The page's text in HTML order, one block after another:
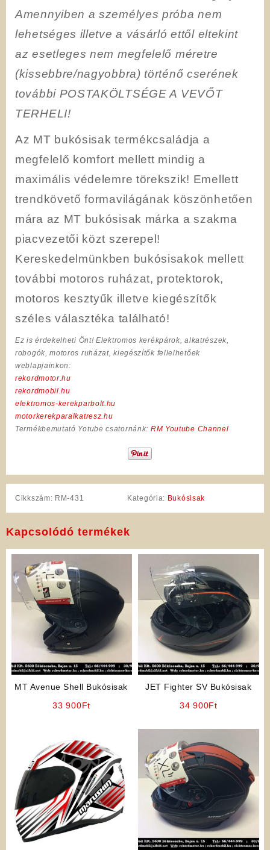
Amennyiben a személyes próba nem
lehetséges illetve a vásárló ettől eltekint
az esetleges nem megfelelő méretre
(kissebbre/nagyobbra) történő cserének
további POSTAKÖLTSÉGE A VEVŐT
TERHELI!
Az MT bukósisak termékcsaládja a
megfelelő komfort mellett mindig a
maximális védelemre törekszik! Emellett
trendkövető formavilágának köszönhetően
mára az MT bukósisak márka a szakma
piacvezetői közt szerepel!
Kereskedelmünkben bukósisakok mellett
további motoros ruházat, protektorok,
motoros kesztyűk illetve kiegészítők
széles választéka található!
Ez is érdekelheti Önt! Elektromos kerékpárok, alkatrészek,
robogók, motoros ruházat, kiegészítők fellelhetőek
weblapjainkon:
rekordmotor.hu
rekordmobil.hu
elektromos-kerekparbolt.hu
motorkerekparalkatresz.hu
Termékbemutató Yotube csatornánk: RM Youtube Channel
Cikkszám: RM-431 Kategória: Bukósisak
Kapcsolódó termékek
MT Avenue Shell Bukósisak
33 900Ft
JET Fighter SV Bukósisak
34 900Ft